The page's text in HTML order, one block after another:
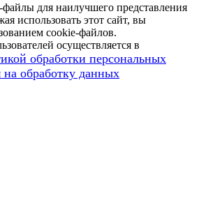
для наилучшего представления
использовать этот сайт, вы
cookie-файлов.
осуществляется в
обработки персональных
на обработку данных